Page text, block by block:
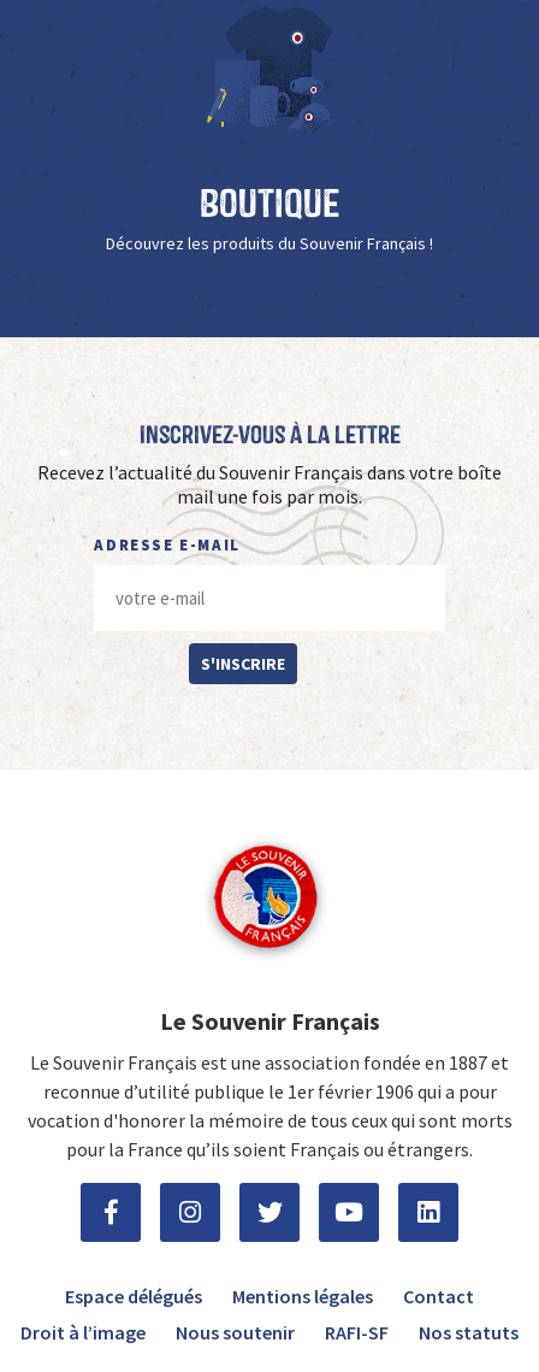
Boutique
Découvrez les produits du Souvenir Français !
Inscrivez-vous à La Lettre
Recevez l’actualité du Souvenir Français dans votre boîte
mail une fois par mois.
ADRESSE E-MAIL
S'INSCRIRE
Le Souvenir Français
Le Souvenir Français est une association fondée en 1887 et
reconnue d’utilité publique le 1er février 1906 qui a pour
vocation d'honorer la mémoire de tous ceux qui sont morts
pour la France qu’ils soient Français ou étrangers.
Espace délégués Mentions légales
Contact
Droit à l’image
Nous soutenir RAFI-SF Nos statuts